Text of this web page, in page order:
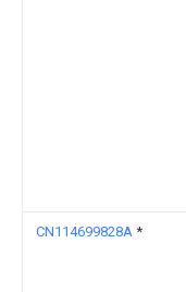
CN114699828A *